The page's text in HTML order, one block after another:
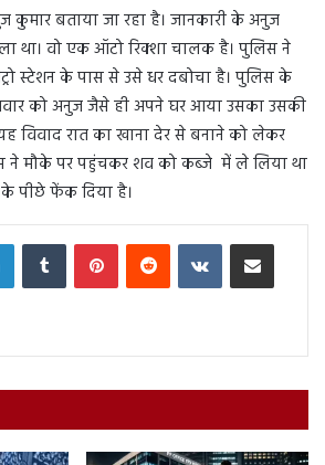
कुमार बताया जा रहा है। जानकारी के अनुज
था। वो एक ऑटो रिक्शा चालक है। पुलिस ने
स्टेशन के पास से उसे धर दबोचा है। पुलिस के
को अनुज जैसे ही अपने घर आया उसका उसकी
विवाद रात का खाना देर से बनाने को लेकर
ने मौके पर पहुंचकर शव को कब्जे में ले लिया था
पीछे फेंक दिया है।
LinkedInTumblr PinterestReddit VKontakteShare via Email